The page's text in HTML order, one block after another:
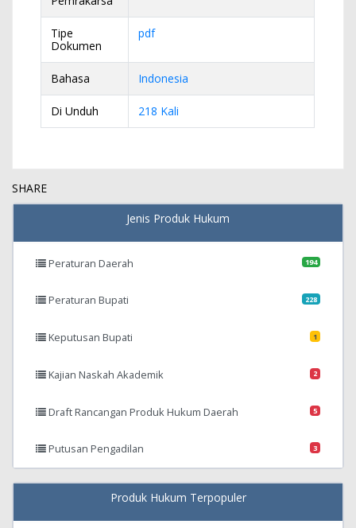
Tipe
Dokumen
pdf
Bahasa Indonesia
Di Unduh 218 Kali
SHARE
Jenis Produk Hukum
Peraturan Daerah 194
Peraturan Bupati 228
Keputusan Bupati 1
Kajian Naskah Akademik 2
Draft Rancangan Produk Hukum Daerah 5
Putusan Pengadilan 3
Produk Hukum Terpopuler